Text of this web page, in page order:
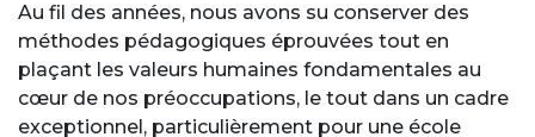
Au fil des années, nous avons su conserver des
méthodes pédagogiques éprouvées tout en
plaçant les valeurs humaines fondamentales au
cœur de nos préoccupations, le tout dans un cadre
exceptionnel, particulièrement pour une école